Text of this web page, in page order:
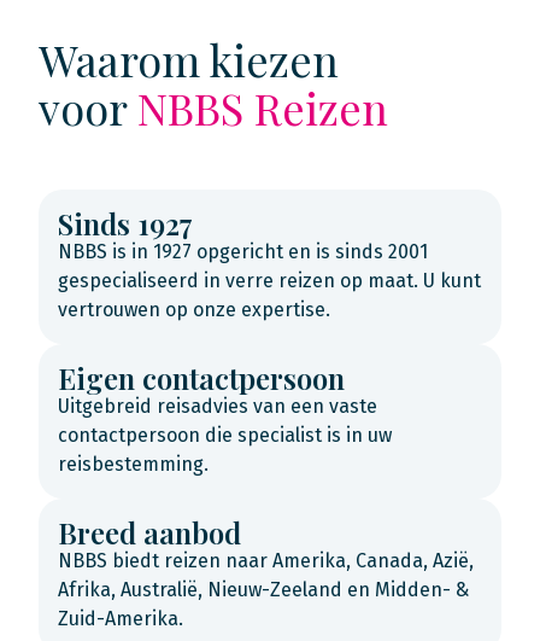
Waarom kiezen
voorNBBS Reizen
Sinds 1927
NBBS is in 1927 opgericht en is sinds 2001
gespecialiseerd in verre reizen op maat. U kunt
vertrouwen op onze expertise.
Eigen contactpersoon
Uitgebreid reisadvies van een vaste
contactpersoon die specialist is in uw
reisbestemming.
Breed aanbod
NBBS biedt reizen naar Amerika, Canada, Azië,
Afrika, Australië, Nieuw-Zeeland en Midden- &
Zuid-Amerika.